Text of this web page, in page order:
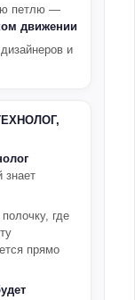
петлю —
движении
и
где
прямо